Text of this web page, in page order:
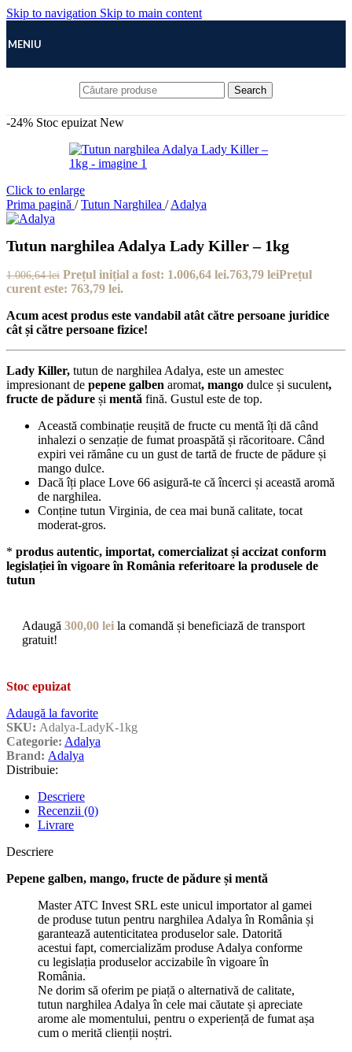
Skip to navigation Skip to main content
MENIU
Search
-24% Stoc epuizat New
Click to enlarge
Prima pagină / Tutun Narghilea / Adalya
Tutun narghilea Adalya Lady Killer – 1kg
1.006,64lei Prețul inițial a fost: 1.006,64 lei.763,79 leiPrețul
curent este: 763,79 lei.
Acum acest produs este vandabil atât către persoane juridice
cât și către persoane fizice!
Lady Killer, tutun de narghilea Adalya, este un amestec
impresionant de pepene galben aromat, mango dulce și suculent,
fructe de pădure și mentă fină. Gustul este de top.
Această combinație reușită de fructe cu mentă îți dă când
inhalezi o senzație de fumat proaspătă și răcoritoare. Când
expiri vei rămâne cu un gust de tartă de fructe de pădure și
mango dulce.
Dacă îți place Love 66 asigură-te că încerci și această aromă
de narghilea.
Conține tutun Virginia, de cea mai bună calitate, tocat
moderat-gros.
* produs autentic, importat, comercializat și accizat conform
legislației în vigoare în România referitoare la produsele de
tutun
Adaugă 300,00 lei la comandă și beneficiază de transport
gratuit!
Stoc epuizat
Adaugă la favorite
SKU: Adalya-LadyK-1kg
Categorie: Adalya
Brand: Adalya
Distribuie:
Descriere
Recenzii (0)
Livrare
Descriere
Pepene galben, mango, fructe de pădure și mentă
Master ATC Invest SRL este unicul importator al gamei
de produse tutun pentru narghilea Adalya în România și
garantează autenticitatea produselor sale. Datorită
acestui fapt, comercializăm produse Adalya conforme
cu legislația produselor accizabile în vigoare în
România.
Ne dorim să oferim pe piață o alternativă de calitate,
tutun narghilea Adalya în cele mai căutate și apreciate
arome ale momentului, pentru o experiență de fumat așa
cum o merită clienții noștri.